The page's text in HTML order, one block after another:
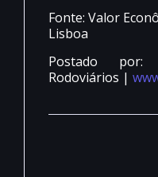
Fonte: Valor
Lisboa
Postado por:
Rodoviários |